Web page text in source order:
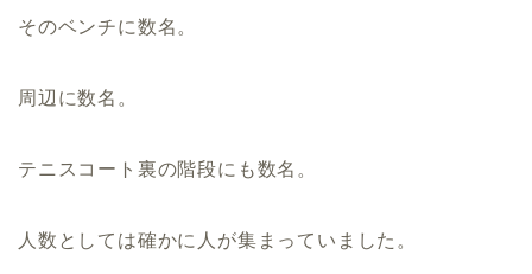
そのベンチに数名。
周辺に数名。
テニスコート裏の階段にも数名。
人数としては確かに人が集まっていました。